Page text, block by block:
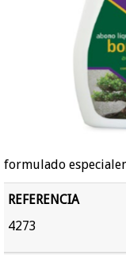
formulado
REFERENCIA
4273